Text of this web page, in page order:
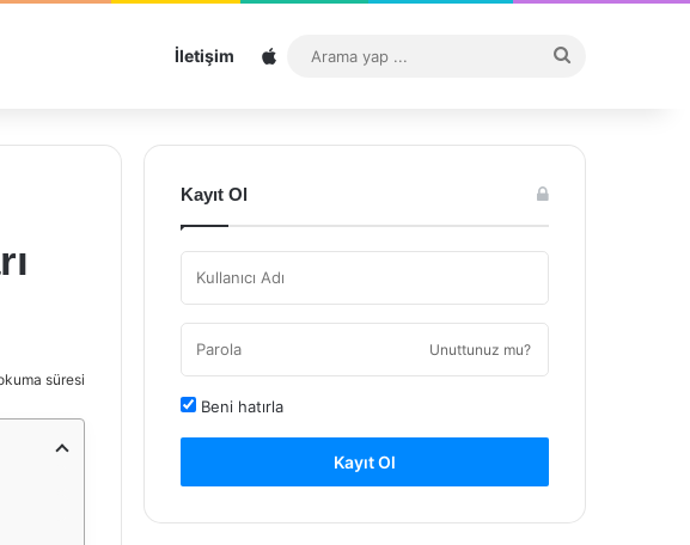
İletişim Sitemap
...
süresi
Kayıt Ol
Unuttunuz mu?
Beni hatırla
Kayıt Ol